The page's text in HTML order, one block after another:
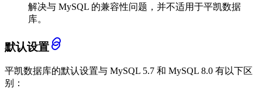
解决与 MySQL 的兼容性问题，并不适用于平凯数据
库。
默认设置
平凯数据库的默认设置与 MySQL 5.7 和 MySQL 8.0 有以下区
别：